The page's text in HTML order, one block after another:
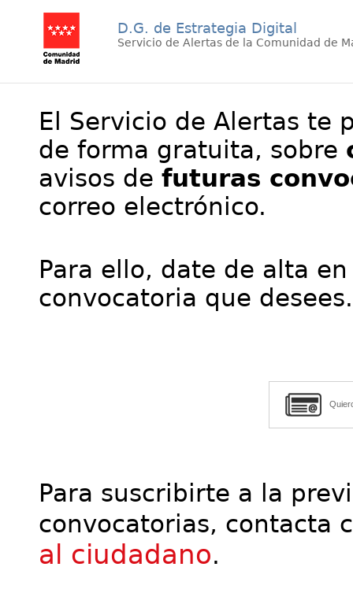
D.G. de Estrategia Digital
Servicio de Alertas de la Comunidad de
El Servicio de Alertas te
de forma gratuita, sobre
avisos de futuras
correo electrónico.
Para ello, date de alta
convocatoria que desees.
Para suscribirte a la
convocatorias, contacta
al ciudadano.